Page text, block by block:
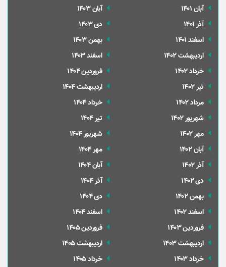
آبان 1401
آذر 1401
اسفند 1401
ارديبهشت 1402
خرداد 1402
تير 1402
مرداد 1402
شهریور 1402
مهر 1402
آبان 1402
آذر 1402
دی 1402
بهمن 1402
اسفند 1402
فروردین 1403
ارديبهشت 1403
خرداد 1403
آبان 1403
دی 1403
بهمن 1403
اسفند 1403
فروردین 1404
ارديبهشت 1404
خرداد 1404
تير 1404
شهریور 1404
مهر 1404
آبان 1404
آذر 1404
دی 1404
اسفند 1404
فروردین 1405
ارديبهشت 1405
خرداد 1405